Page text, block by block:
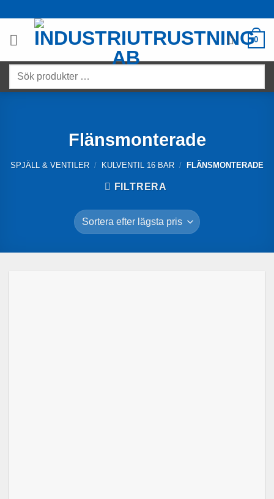
content
0
Sök
produkter
Flänsmonterade
SPJÄLL & VENTILER / KULVENTIL 16 BAR / FLÄNSMONTERADE
FILTRERA